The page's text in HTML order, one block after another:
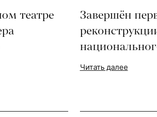
театре
Завершён
Читать далее